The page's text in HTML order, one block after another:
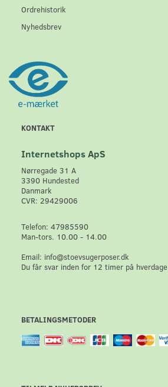
Ordrehistorik
Nyhedsbrev
KONTAKT
Internetshops ApS
Nørregade 31 A
3390 Hundested
Danmark
CVR: 29429006
Telefon: 47985590
Man-tors. 10.00 - 14.00
Email: info@stoevsugerposer.dk
Du får svar inden for 12 timer på hverdage
BETALINGSMETODER